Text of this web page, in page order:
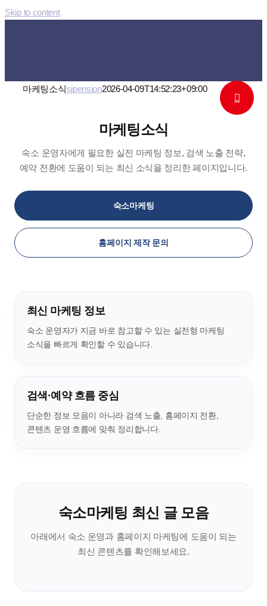
Skip to content
마케팅소식sjpension2026-04-09T14:52:23+09:00
마케팅소식
숙소 운영자에게 필요한 실전 마케팅 정보, 검색 노출 전략,
예약 전환에 도움이 되는 최신 소식을 정리한 페이지입니다.
숙소마케팅
홈페이지 제작 문의
최신 마케팅 정보
숙소 운영자가 지금 바로 참고할 수 있는 실전형 마케팅
소식을 빠르게 확인할 수 있습니다.
검색·예약 흐름 중심
단순한 정보 모음이 아니라 검색 노출, 홈페이지 전환,
콘텐츠 운영 흐름에 맞춰 정리합니다.
숙소마케팅 최신 글 모음
아래에서 숙소 운영과 홈페이지 마케팅에 도움이 되는
최신 콘텐츠를 확인해보세요.